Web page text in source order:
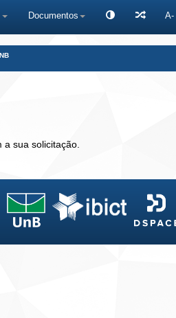
Documentos A-
sua solicitação.